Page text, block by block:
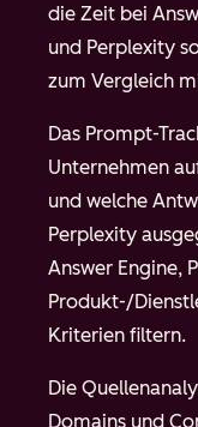
die Zeit bei
und Perplexity
zum Vergleich
Das Prompt-
Unternehmen
und welche
Perplexity
Answer Engine,
Produkt-/
Kriterien filtern.
Die
Domains und